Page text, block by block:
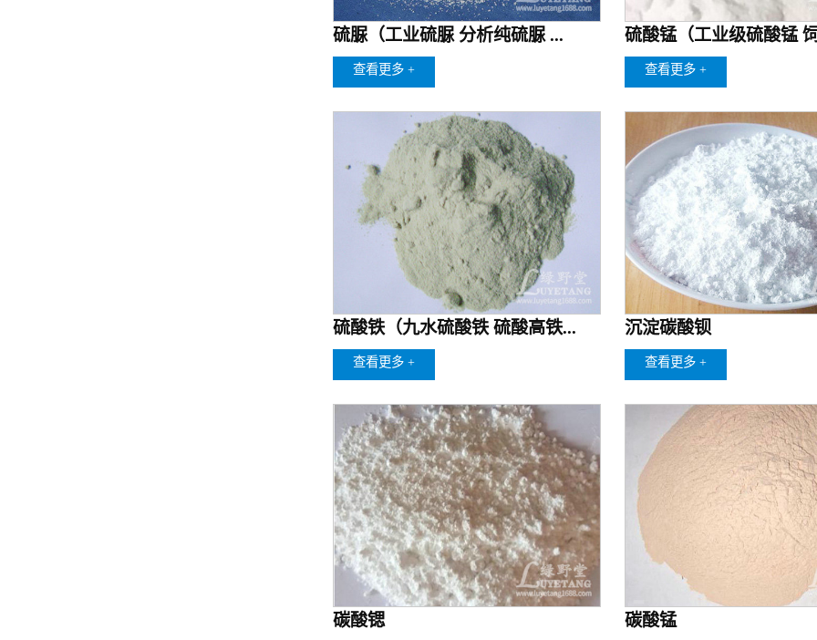
硫脲（工业硫脲 分析纯硫脲 ...
查看更多 +
硫酸锰（工业级硫酸锰
查看更多 +
硫酸铁（九水硫酸铁 硫酸高铁...
查看更多 +
沉淀碳酸钡
查看更多 +
碳酸锶 碳酸锰